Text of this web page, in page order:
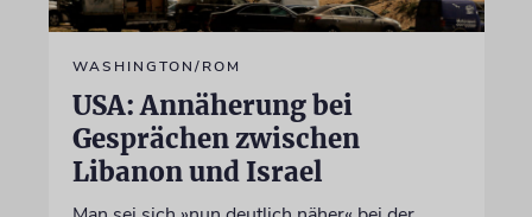
WASHINGTON/ROM
USA: Annäherung bei
Gesprächen zwischen
Libanon und Israel